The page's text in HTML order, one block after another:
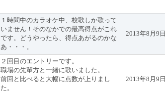
１時間中のカラオケ中、校歌しか歌って
いません！そのなかでの最高得点がこれ
です。どうやったら、得点あがるのかな
あ・・・。
2013年8月9日
２回目のエントリーです。
職場の先輩方と一緒に歌いました。
前回と比べると大幅に点数が上りまし
た。
2013年8月9日